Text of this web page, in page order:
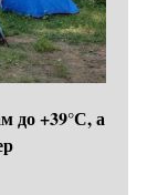
до +39°С, а